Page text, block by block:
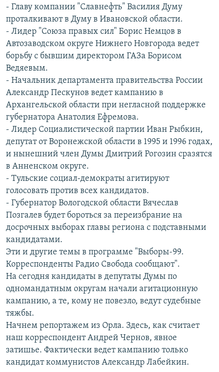
Все сайты РСЕ/РС
- Главу компании "Славнефть" Василия Думу
проталкивают в Думу в Ивановской области.
- Лидер "Союза правых сил" Борис Немцов в
Автозаводском округе Нижнего Новгорода ведет
борьбу с бывшим директором ГАЗа Борисом
Ведяевым.
- Начальник департамента правительства России
Александр Пескунов ведет кампанию в
Архангельской области при негласной поддержке
губернатора Анатолия Ефремова.
- Лидер Социалистической партии Иван Рыбкин,
депутат от Воронежской области в 1995 и 1996 годах,
и нынешний член Думы Дмитрий Рогозин сразятся
в Анненском округе.
- Тульские социал-демократы агитируют
голосовать против всех кандидатов.
- Губернатор Вологодской области Вячеслав
Позгалев будет бороться за переизбрание на
досрочных выборах главы региона с подставными
кандидатами.
Эти и другие темы в программе "Выборы-99.
Корреспонденты Радио Свобода сообщают".
На сегодня кандидаты в депутаты Думы по
одномандатным округам начали агитационную
кампанию, а те, кому не повезло, ведут судебные
тяжбы.
Начнем репортажем из Орла. Здесь, как считает
наш корреспондент Андрей Чернов, явное
затишье. Фактически ведет кампанию только
кандидат коммунистов Александр Лабейкин.